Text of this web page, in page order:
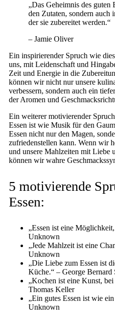
„Das Geheimnis des guten
den Zutaten, sondern auch
der sie zubereitet werden.“
– Jamie Oliver
Ein inspirierender Spruch wie
uns, mit Leidenschaft und
Zeit und Energie in die
können wir nicht nur unsere
verbessern, sondern auch ein
der Aromen und
Ein weiterer motivierender
Essen ist wie Musik für den
Essen nicht nur den Magen,
zufriedenstellen kann. Wenn wir
und unsere Mahlzeiten mit Liebe
können wir wahre
5 motivierende
Essen:
„Essen ist eine
Unknown
„Jede Mahlzeit ist eine
Unknown
„Die Liebe zum Essen ist
Küche.“ – George Bernard
„Kochen ist eine Kunst,
Thomas Keller
„Ein gutes Essen ist wie
Unknown